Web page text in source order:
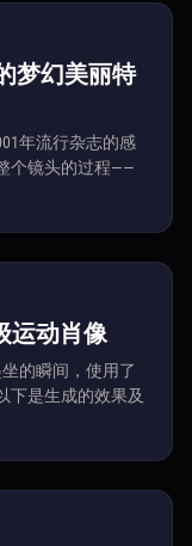
梦幻美丽特
年流行杂志的感
个镜头的过程——
运动肖像
的瞬间，使用了
下是生成的效果及